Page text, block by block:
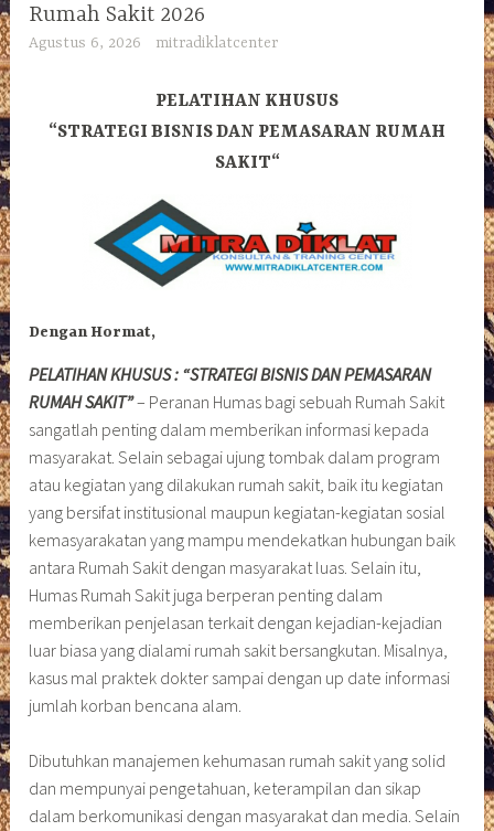
Rumah Sakit 2026
Agustus 6, 2026 mitradiklatcenter
PELATIHAN KHUSUS
“STRATEGI BISNIS DAN PEMASARAN RUMAH
SAKIT“
Dengan Hormat,
PELATIHAN KHUSUS : “STRATEGI BISNIS DAN PEMASARAN
RUMAH SAKIT”– Peranan Humas bagi sebuah Rumah Sakit
sangatlah penting dalam memberikan informasi kepada
masyarakat. Selain sebagai ujung tombak dalam program
atau kegiatan yang dilakukan rumah sakit, baik itu kegiatan
yang bersifat institusional maupun kegiatan-kegiatan sosial
kemasyarakatan yang mampu mendekatkan hubungan baik
antara Rumah Sakit dengan masyarakat luas. Selain itu,
Humas Rumah Sakit juga berperan penting dalam
memberikan penjelasan terkait dengan kejadian-kejadian
luar biasa yang dialami rumah sakit bersangkutan. Misalnya,
kasus mal praktek dokter sampai dengan up date informasi
jumlah korban bencana alam.
Dibutuhkan manajemen kehumasan rumah sakit yang solid
dan mempunyai pengetahuan, keterampilan dan sikap
dalam berkomunikasi dengan masyarakat dan media. Selain